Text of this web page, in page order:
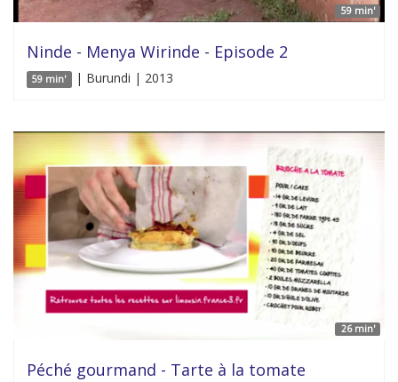
59 min'
Ninde - Menya Wirinde - Episode 2
59 min' | Burundi | 2013
26 min'
Péché gourmand - Tarte à la tomate